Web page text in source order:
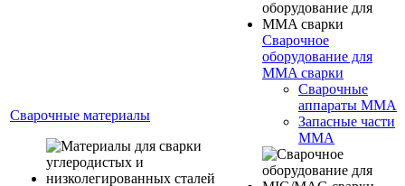
Сварочные материалы
Сварочное
оборудование для
MMA сварки
Сварочные
аппараты MMA
Запасные части
MMA